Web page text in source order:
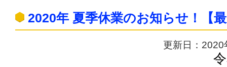
2020年 夏季休業のお知らせ！【
更新日：